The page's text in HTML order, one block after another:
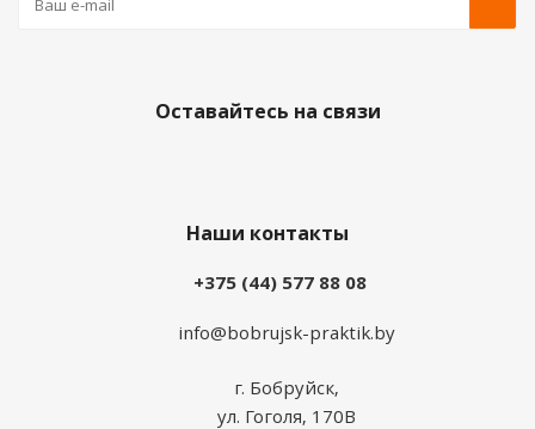
Оставайтесь на связи
Наши контакты
+375 (44) 577 88 08
info@bobrujsk-praktik.by
г. Бобруйск,
ул. Гоголя, 170В